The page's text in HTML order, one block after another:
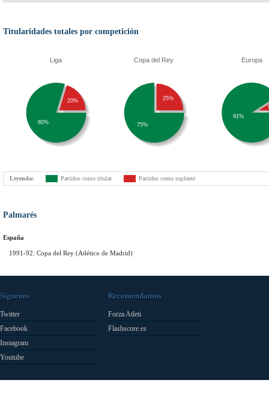
Titularidades totales por competición
Liga
80%
20%
Copa del Rey
75%
25%
Europa
91%
Leyenda: Partidos como titular Partidos como suplente
Palmarés
España
1991-92: Copa del Rey (Atlético de Madrid)
Síguenos
Twitter
Facebook
Instagram
Youtube
Recomendamos
Forza Atleti
Flashscore.es